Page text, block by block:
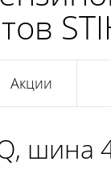
Акции
шина